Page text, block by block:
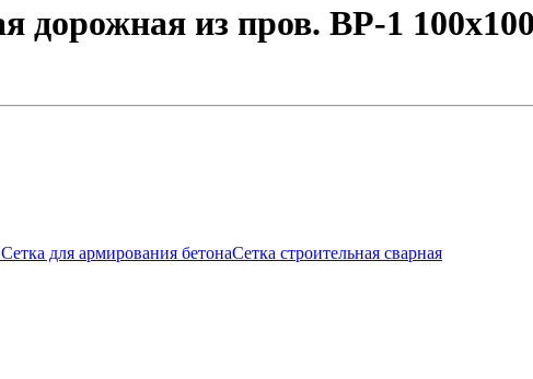
дорожная из пров. ВР-1
Сетка для армирования бетонаСетка строительная сварная